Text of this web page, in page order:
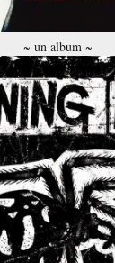
~ un album ~